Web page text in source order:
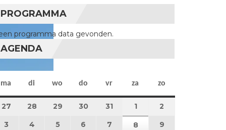
PROGRAMMA
programma data gevonden.
AGENDA
ma maandag
di dinsdag
wo woensdag
do donderdag
vr vrijdag
za zaterdag
zo
27 27 juli 2026
28 28 juli 2026
29 29 juli 2026
3030 juli 2026
31 31 juli 2026
11 augustus 2026
2
3 3 augustus 2026
4 4 augustus 2026
55 augustus 2026
6 6 augustus 2026
7 7 augustus 2026
88 augustus 2026
9